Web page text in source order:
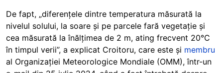
De fapt, „diferențele dintre temperatura măsurată la
nivelul solului, la soare și pe parcele fară vegetație și
cea măsurată la înălțimea de 2 m, ating frecvent 20°C
în timpul verii”, a explicat Croitoru, care este și membru
al Organizației Meteorologice Mondiale (OMM), într-un